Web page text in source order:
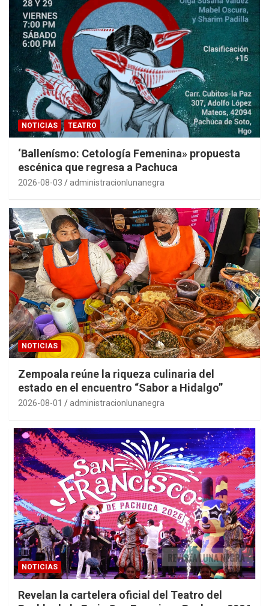
NOTICIAS TEATRO
‘Ballenísmo: Cetología Femenina» propuesta
escénica que regresa a Pachuca
2026-08-03 administracionlunanegra
NOTICIAS
Zempoala reúne la riqueza culinaria del
estado en el encuentro “Sabor a Hidalgo”
2026-08-01 administracionlunanegra
NOTICIAS
Revelan la cartelera oficial del Teatro del